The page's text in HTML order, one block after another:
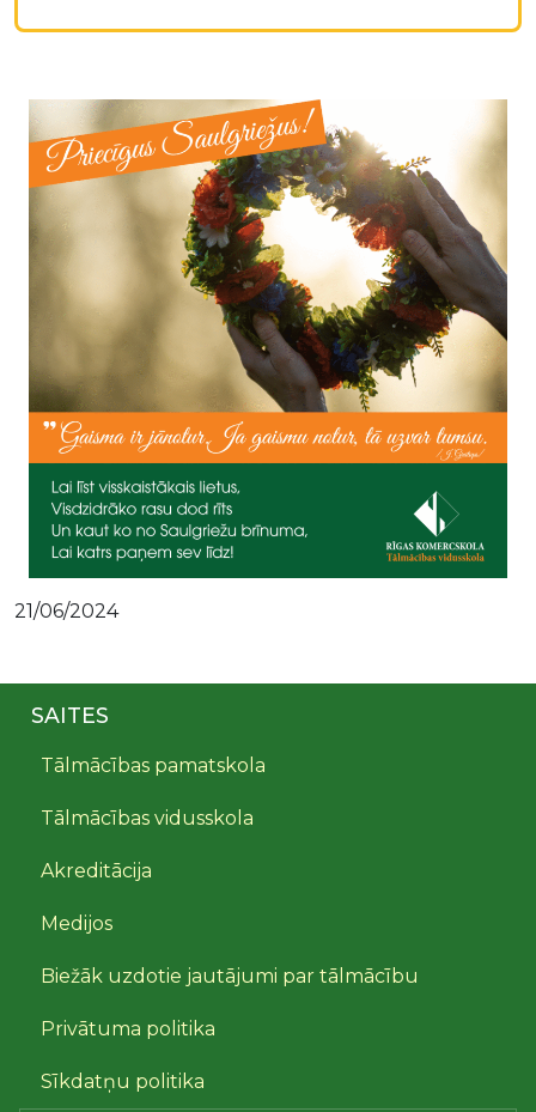
21/06/2024
SAITES
Tālmācības pamatskola
Tālmācības vidusskola
Akreditācija
Medijos
Biežāk uzdotie jautājumi par tālmācību
Privātuma politika
Sīkdatņu politika